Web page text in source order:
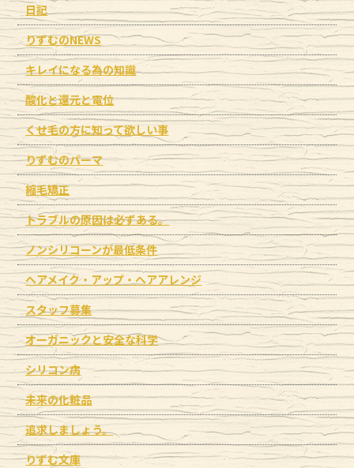
日記
りずむのNEWS
キレイになる為の知識
酸化と還元と電位
くせ毛の方に知って欲しい事
りずむのパーマ
縮毛矯正
トラブルの原因は必ずある。
ノンシリコーンが最低条件
ヘアメイク・アップ・ヘアアレンジ
スタッフ募集
オーガニックと安全な科学
シリコン病
未来の化粧品
追求しましょう。
りずむ文庫